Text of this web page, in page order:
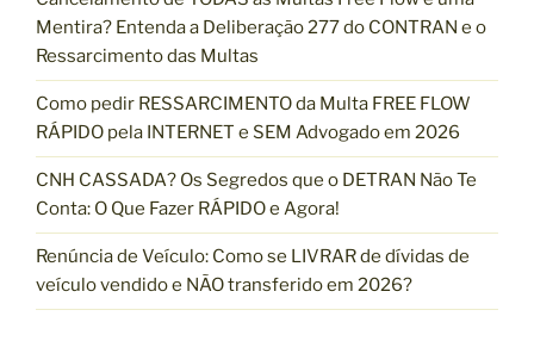
o
r
Mentira? Entenda a Deliberação 277 do CONTRAN e o
Ressarcimento das Multas
Como pedir RESSARCIMENTO da Multa FREE FLOW
RÁPIDO pela INTERNET e SEM Advogado em 2026
CNH CASSADA? Os Segredos que o DETRAN Não Te
Conta: O Que Fazer RÁPIDO e Agora!
Renúncia de Veículo: Como se LIVRAR de dívidas de
veículo vendido e NÃO transferido em 2026?